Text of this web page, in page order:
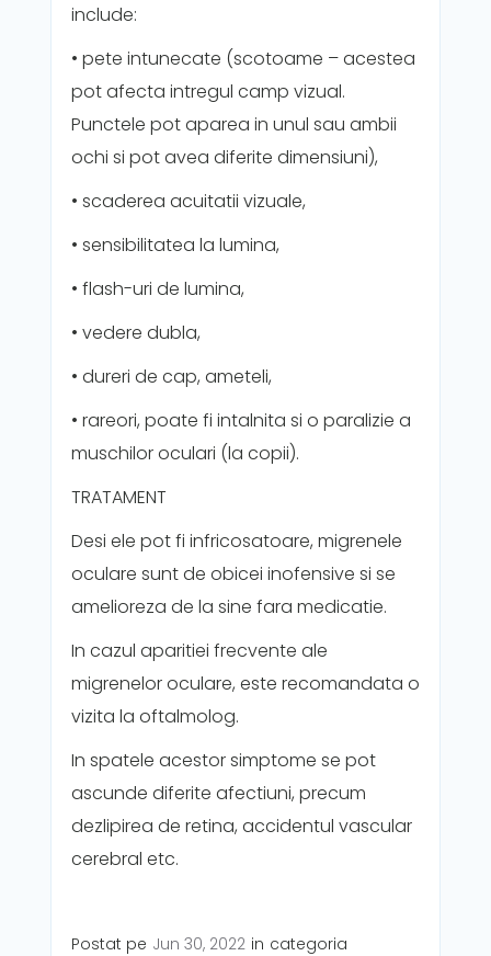
include:
• pete intunecate (scotoame – acestea
pot afecta intregul camp vizual.
Punctele pot aparea in unul sau ambii
ochi si pot avea diferite dimensiuni),
• scaderea acuitatii vizuale,
• sensibilitatea la lumina,
• flash-uri de lumina,
• vedere dubla,
• dureri de cap, ameteli,
• rareori, poate fi intalnita si o paralizie a
muschilor oculari (la copii).
TRATAMENT
Desi ele pot fi infricosatoare, migrenele
oculare sunt de obicei inofensive si se
amelioreza de la sine fara medicatie.
In cazul aparitiei frecvente ale
migrenelor oculare, este recomandata o
vizita la oftalmolog.
In spatele acestor simptome se pot
ascunde diferite afectiuni, precum
dezlipirea de retina, accidentul vascular
cerebral etc.
Postat pe Jun 30, 2022 in categoria